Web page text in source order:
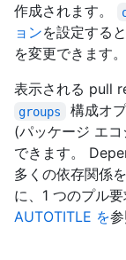
作成されます。
ョンを設定する
を変更できます。
表示される pull
groups
構成オ
(パッケージ エ
できます。
多くの依存関係
に、1 つのプル
AUTOTITLE を